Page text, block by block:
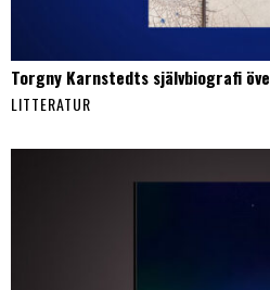
Torgny Karnstedts självbiografi
LITTERATUR